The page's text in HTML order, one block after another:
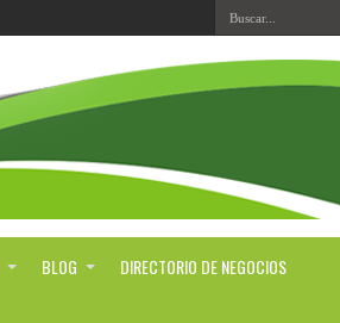
BLOG DIRECTORIO DE NEGOCIOS